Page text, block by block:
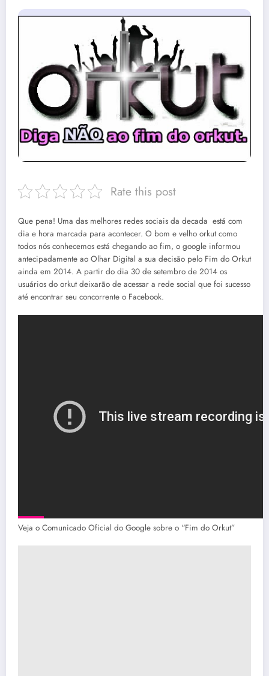
Rate this post
Que pena! Uma das melhores redes sociais da decada está com
dia e hora marcada para acontecer. O bom e velho orkut como
todos nós conhecemos está chegando ao fim, o google informou
antecipadamente ao Olhar Digital a sua decisão pelo Fim do Orkut
ainda em 2014. A partir do dia 30 de setembro de 2014 os
usuários do orkut deixarão de acessar a rede social que foi sucesso
até encontrar seu concorrente o Facebook.
Veja o Comunicado Oficial do Google sobre o “Fim do Orkut”